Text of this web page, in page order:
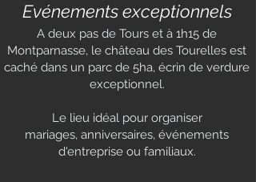
Evénements exceptionnels
A deux pas de Tours et à 1h15 de
Montparnasse, le château des Tourelles est
caché dans un parc de 5ha, écrin de verdure
exceptionnel.
Le lieu idéal pour organiser
mariages, anniversaires, événements
d'entreprise ou familiaux.